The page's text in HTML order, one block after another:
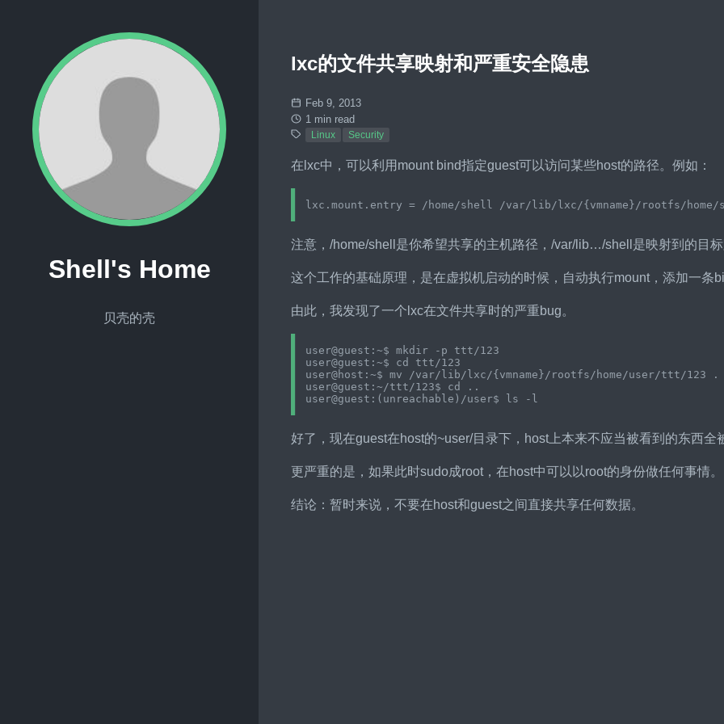
Shell's Home
贝壳的壳
lxc的文件共享映射和严重安全隐患
Feb 9, 2013
1 min read
Linux Security
在lxc中，可以利用mount bind指定guest可以访问某些host的路径。例如：
注意，/home/shell是你希望共享的主机路径，/var/lib…/shell是映射到的目标
这个工作的基础原理，是在虚拟机启动的时候，自动执行mount，添加一条
由此，我发现了一个lxc在文件共享时的严重bug。
user@guest:~$ mkdir -p ttt/123
user@guest:~$ cd ttt/123
user@host:~$ mv /var/lib/lxc/{vmname}/rootfs/home/user/ttt/123 .
user@guest:~/ttt/123$ cd ..
好了，现在guest在host的~user/目录下，host上本来不应当被看到的东西全
更严重的是，如果此时sudo成root，在host中可以以root的身份做任何事情。
结论：暂时来说，不要在host和guest之间直接共享任何数据。